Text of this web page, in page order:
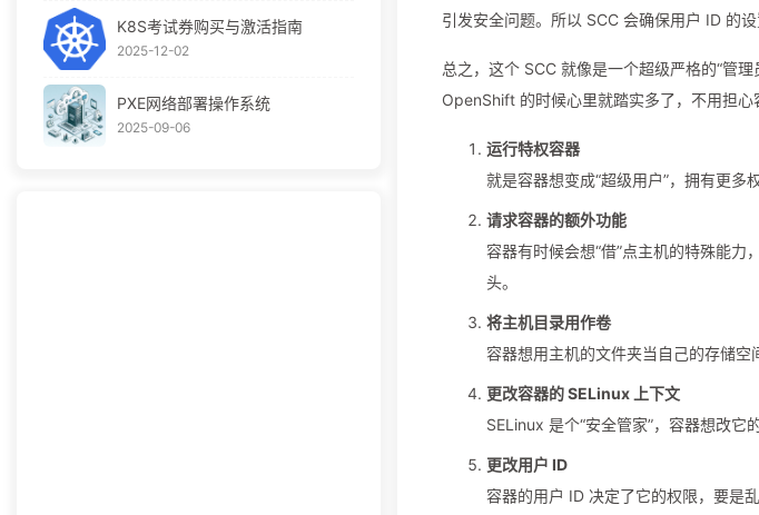
引发安全问题。所以 SCC 会确保用户 ID 的设
总之，这个 SCC 就像是一个超级严格的“管
OpenShift 的时候心里就踏实多了，不用担心
运行特权容器
就是容器想变成“超级用户”，拥有更多
请求容器的额外功能
容器有时候会想“借”点主机的特殊能力
头。
将主机目录用作卷
容器想用主机的文件夹当自己的存储空
更改容器的 SELinux 上下文
SELinux 是个“安全管家”，容器想改它
更改用户 ID
容器的用户 ID 决定了它的权限，要是
K8S考试券购买与激活指南
2025-12-02
PXE网络部署操作系统
2025-09-06